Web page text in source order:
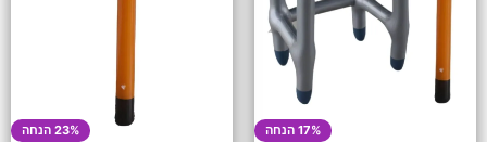
17% הנחה 23% הנחה